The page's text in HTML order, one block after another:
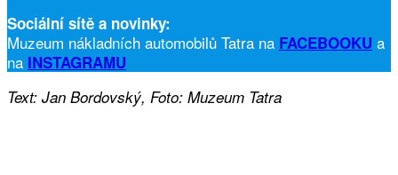
Sociální sítě a novinky:
Muzeum nákladních automobilů Tatra na FACEBOOKU a
na INSTAGRAMU
Text: Jan Bordovský, Foto: Muzeum Tatra